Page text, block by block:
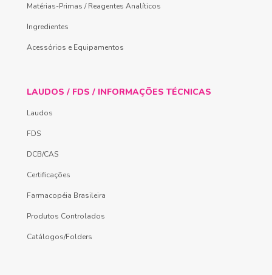
Matérias-Primas / Reagentes Analíticos
Ingredientes
Acessórios e Equipamentos
LAUDOS / FDS / INFORMAÇÕES TÉCNICAS
Laudos
FDS
DCB/CAS
Certificações
Farmacopéia Brasileira
Produtos Controlados
Catálogos/Folders